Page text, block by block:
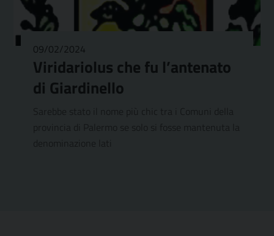
09/02/2024
Viridariolus che fu l’antenato
di Giardinello